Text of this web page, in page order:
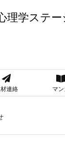
理学ステ
連絡 マ